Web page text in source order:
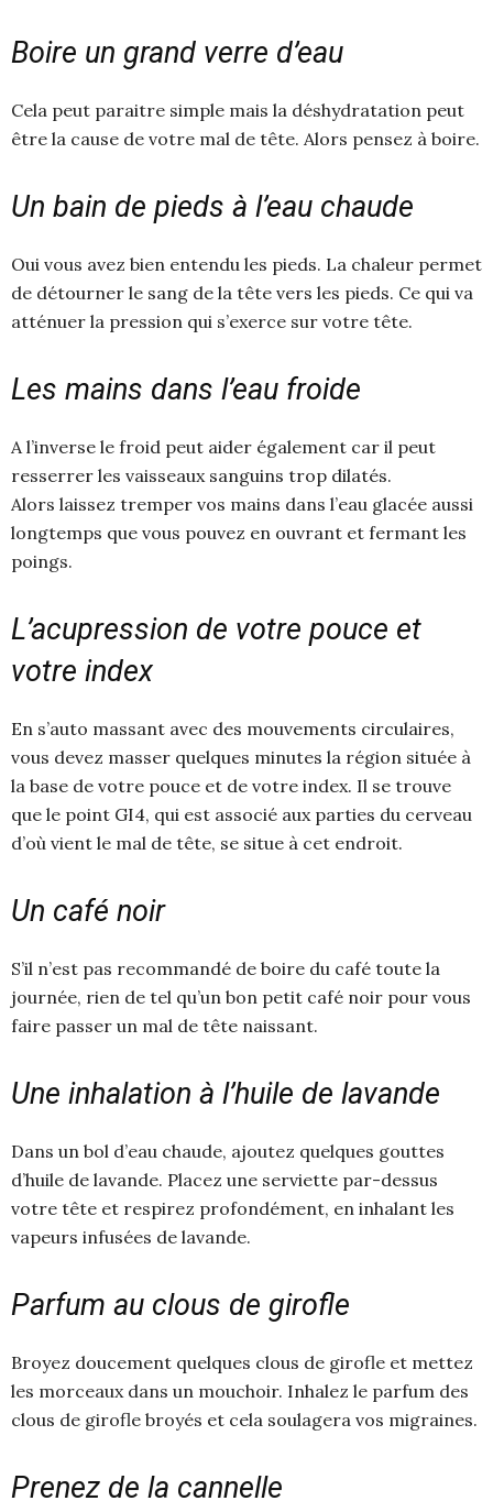
Boire un grand verre d’eau
Cela peut paraitre simple mais la déshydratation peut
être la cause de votre mal de tête. Alors pensez à boire.
Un bain de pieds à l’eau chaude
Oui vous avez bien entendu les pieds. La chaleur permet
de détourner le sang de la tête vers les pieds. Ce qui va
atténuer la pression qui s’exerce sur votre tête.
Les mains dans l’eau froide
A l’inverse le froid peut aider également car il peut
resserrer les vaisseaux sanguins trop dilatés.
Alors laissez tremper vos mains dans l’eau glacée aussi
longtemps que vous pouvez en ouvrant et fermant les
poings.
L’acupression de votre pouce et
votre index
En s’auto massant avec des mouvements circulaires,
vous devez masser quelques minutes la région située à
la base de votre pouce et de votre index. Il se trouve
que le point GI4, qui est associé aux parties du cerveau
d’où vient le mal de tête, se situe à cet endroit.
Un café noir
S’il n’est pas recommandé de boire du café toute la
journée, rien de tel qu’un bon petit café noir pour vous
faire passer un mal de tête naissant.
Une inhalation à l’huile de lavande
Dans un bol d’eau chaude, ajoutez quelques gouttes
d’huile de lavande. Placez une serviette par-dessus
votre tête et respirez profondément, en inhalant les
vapeurs infusées de lavande.
Parfum au clous de girofle
Broyez doucement quelques clous de girofle et mettez
les morceaux dans un mouchoir. Inhalez le parfum des
clous de girofle broyés et cela soulagera vos migraines.
Prenez de la cannelle